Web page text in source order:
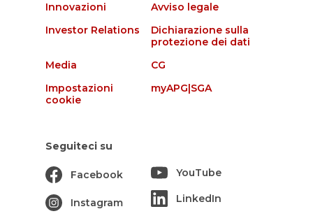
Innovazioni
Avviso legale
Investor Relations
Dichiarazione sulla
protezione dei dati
Media
CG
Impostazioni
cookie
myAPG|SGA
Seguiteci su
Facebook
Instagram
YouTube
LinkedIn